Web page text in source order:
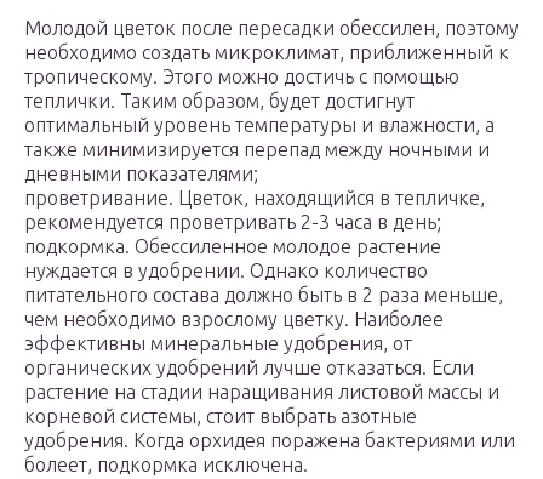
Молодой цветок после пересадки обессилен, поэтому
необходимо создать микроклимат, приближенный к
тропическому. Этого можно достичь с помощью
теплички. Таким образом, будет достигнут
оптимальный уровень температуры и влажности, а
также минимизируется перепад между ночными и
дневными показателями;
проветривание. Цветок, находящийся в тепличке,
рекомендуется проветривать 2-3 часа в день;
подкормка. Обессиленное молодое растение
нуждается в удобрении. Однако количество
питательного состава должно быть в 2 раза меньше,
чем необходимо взрослому цветку. Наиболее
эффективны минеральные удобрения, от
органических удобрений лучше отказаться. Если
растение на стадии наращивания листовой массы и
корневой системы, стоит выбрать азотные
удобрения. Когда орхидея поражена бактериями или
болеет, подкормка исключена.